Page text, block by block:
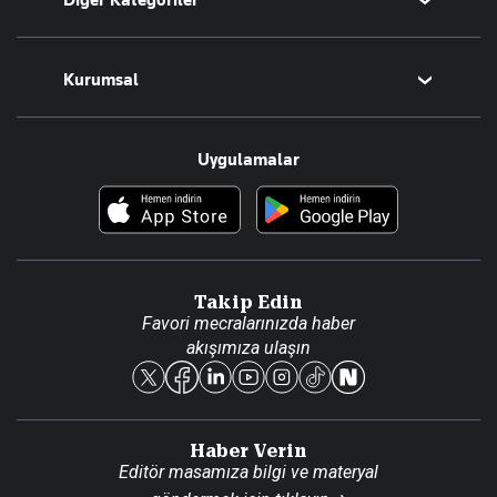
Tüm Yazarlar
Magazin
Teknoloji
Resmî Ilanlar
Foto Haber
Kurumsal
Hakkımızda
Künye
Reklam Ver
Uygulamalar
Takip Edin
Favori mecralarınızda haber
akışımıza ulaşın
Haber Verin
Editör masamıza bilgi ve materyal